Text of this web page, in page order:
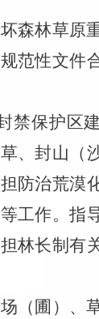
森林草原
范性文件
禁保护区
、封山（
防治荒漠
工作。指
林长制有
（圃）、